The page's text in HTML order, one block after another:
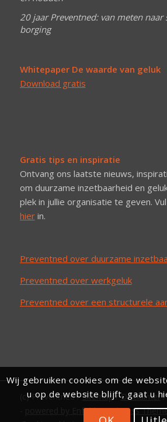
20 jaar Preventned: van meten naar
borging
Whitepaper De waarde van geluk
Download gratis
Gratis tips en inspiratie
Ontvang ons laatste nieuws,
om duurzame inzetbaarheid en
plek in jullie organisatie te geven.
hierin.
Preventned over duurzame
Preventned over werkgeluk
Preventned over een structurele
(c) Preventned /Sitemap/Disclaimer
powered by Enfold WordPress
Wij gebruiken cookies om de
u op de website blijft, gaat u